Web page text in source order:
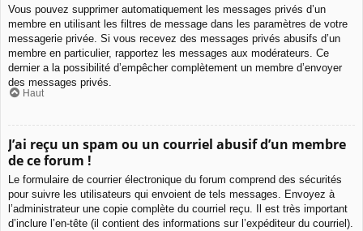
Vous pouvez supprimer automatiquement les messages privés d’un
membre en utilisant les filtres de message dans les paramètres de votre
messagerie privée. Si vous recevez des messages privés abusifs d’un
membre en particulier, rapportez les messages aux modérateurs. Ce
dernier a la possibilité d’empêcher complètement un membre d’envoyer
des messages privés.
Haut
J’ai reçu un spam ou un courriel abusif d’un membre
de ce forum !
Le formulaire de courrier électronique du forum comprend des sécurités
pour suivre les utilisateurs qui envoient de tels messages. Envoyez à
l’administrateur une copie complète du courriel reçu. Il est très important
d’inclure l’en-tête (il contient des informations sur l’expéditeur du courriel).